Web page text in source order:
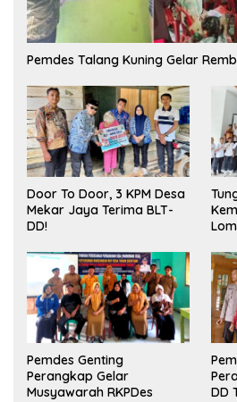
Pemdes Talang Kuning Gelar
Door To Door, 3 KPM Desa
Mekar Jaya Terima BLT-
DD!
Pemdes Genting
Perangkap Gelar
Musyawarah RKPDes
DD